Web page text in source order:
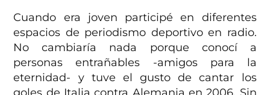
Cuando era joven participé en diferentes
espacios de periodismo deportivo en radio.
No cambiaría nada porque conocí a
personas entrañables -amigos para la
eternidad- y tuve el gusto de cantar los